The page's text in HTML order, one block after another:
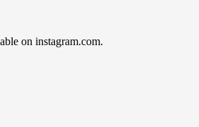
on instagram.com.